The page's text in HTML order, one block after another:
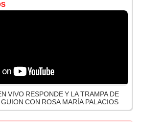
VIVO RESPONDE Y LA TRAMPA DE
CON ROSA MARÍA PALACIOS